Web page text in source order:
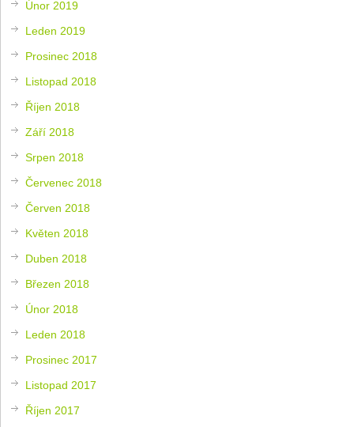
Únor 2019
Leden 2019
Prosinec 2018
Listopad 2018
Říjen 2018
Září 2018
Srpen 2018
Červenec 2018
Červen 2018
Květen 2018
Duben 2018
Březen 2018
Únor 2018
Leden 2018
Prosinec 2017
Listopad 2017
Říjen 2017